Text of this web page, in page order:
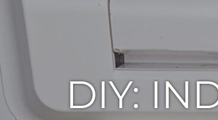
DIY: